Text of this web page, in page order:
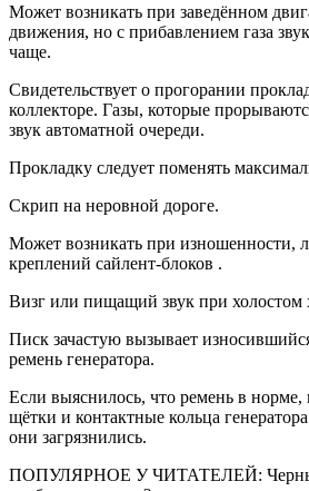
Может возникать при заведённом
движения, но с прибавлением газа
чаще.
Свидетельствует о прогорании
коллекторе. Газы, которые
звук автоматной очереди.
Прокладку следует поменять
Скрип на неровной дороге.
Может возникать при изношенности,
креплений сайлент-блоков .
Визг или пищащий звук при холостом
Писк зачастую вызывает
ремень генератора.
Если выяснилось, что ремень в норме,
щётки и контактные кольца
они загрязнились.
ПОПУЛЯРНОЕ У ЧИТАТЕЛЕЙ: